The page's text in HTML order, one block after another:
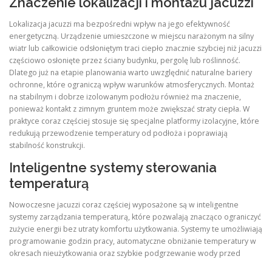
Lokalizacja jacuzzi ma bezpośredni wpływ na jego efektywność
energetyczną. Urządzenie umieszczone w miejscu narażonym na silny
wiatr lub całkowicie odsłoniętym traci ciepło znacznie szybciej niż jacuzzi
częściowo osłonięte przez ściany budynku, pergolę lub roślinność.
Dlatego już na etapie planowania warto uwzględnić naturalne bariery
ochronne, które ograniczą wpływ warunków atmosferycznych. Montaż
na stabilnym i dobrze izolowanym podłożu również ma znaczenie,
ponieważ kontakt z zimnym gruntem może zwiększać straty ciepła. W
praktyce coraz częściej stosuje się specjalne platformy izolacyjne, które
redukują przewodzenie temperatury od podłoża i poprawiają
stabilność konstrukcji.
Inteligentne systemy sterowania
temperaturą
Nowoczesne jacuzzi coraz częściej wyposażone są w inteligentne
systemy zarządzania temperaturą, które pozwalają znacząco ograniczyć
zużycie energii bez utraty komfortu użytkowania. Systemy te umożliwiają
programowanie godzin pracy, automatyczne obniżanie temperatury w
okresach nieużytkowania oraz szybkie podgrzewanie wody przed